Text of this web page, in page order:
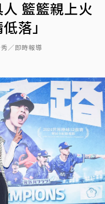
籃籃親上火
落」
／即時報導